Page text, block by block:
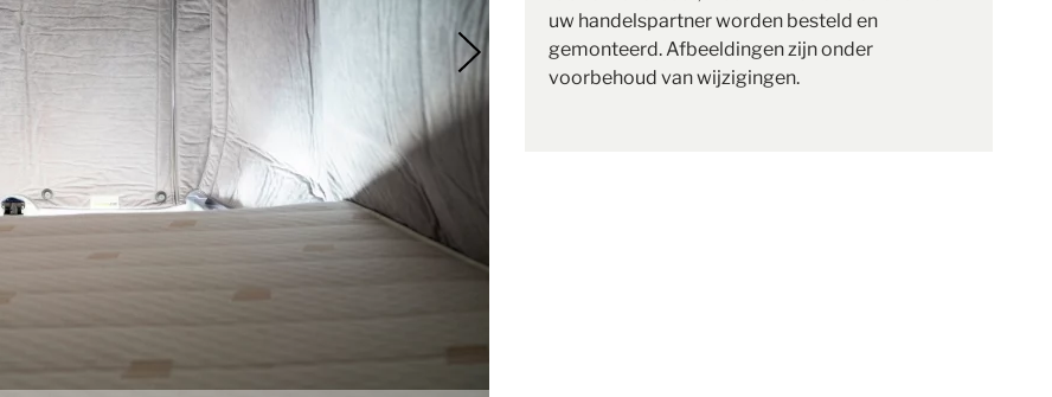
uw handelspartner worden besteld en
gemonteerd. Afbeeldingen zijn onder
voorbehoud van wijzigingen.